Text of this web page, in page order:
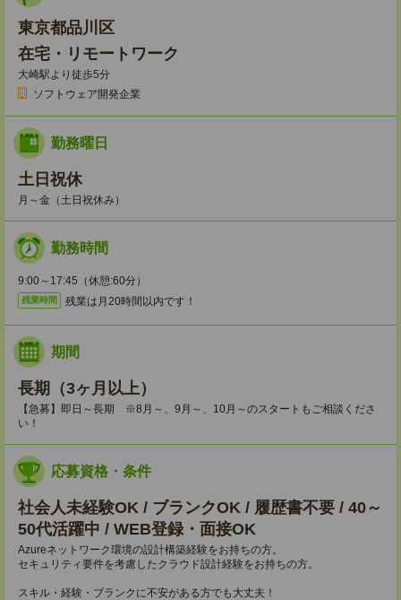
東京都品川区
在宅・リモートワーク
大崎駅より徒歩5分
ソフトウェア開発企業
勤務曜日
土日祝休
月～金（土日祝休み）
勤務時間
9:00～17:45（休憩:60分）
残業時間 残業は月20時間以内です！
期間
長期（3ヶ月以上）
【急募】即日～長期 ※8月～、9月～、10月～のスタートもご相談くださ
い！
応募資格・条件
社会人未経験OK / ブランクOK / 履歴書不要 / 40～
50代活躍中 / WEB登録・面接OK
Azureネットワーク環境の設計構築経験をお持ちの方。
セキュリティ要件を考慮したクラウド設計経験をお持ちの方。
スキル・経験・ブランクに不安がある方でも大丈夫！